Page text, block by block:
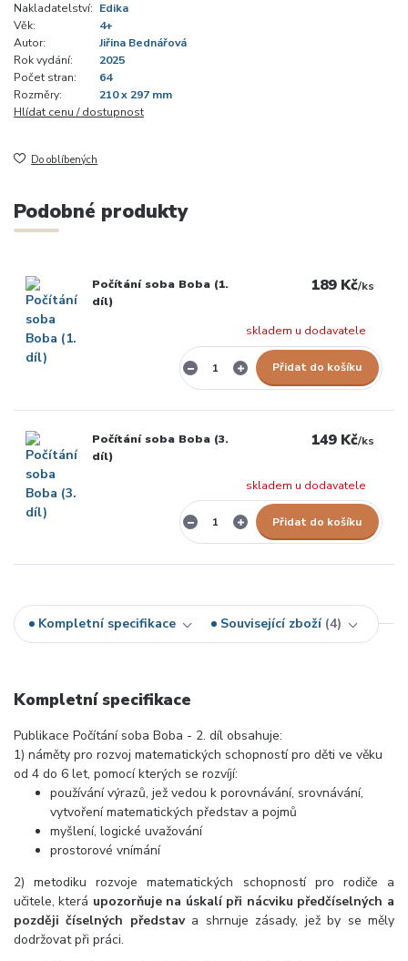
Nakladatelství: Edika
Věk:
4+
Autor:
Jiřina Bednářová
Rok vydání:
2025
Počet stran:
64
Rozměry:
210 x 297 mm
Hlídat cenu / dostupnost
Do oblíbených
Podobné produkty
Počítání soba Boba (1.
díl)
189 Kč/ks
skladem u dodavatele
Přidat do košíku
Počítání soba Boba (3.
díl)
149 Kč/ks
skladem u dodavatele
Přidat do košíku
Kompletní specifikace Související zboží 4
Kompletní specifikace
Publikace Počítání soba Boba - 2. díl obsahuje:
1) náměty pro rozvoj matematických schopností pro děti ve věku
od 4 do 6 let, pomocí kterých se rozvíjí:
používání výrazů, jež vedou k porovnávání, srovnávání,
vytvoření matematických představ a pojmů
myšlení, logické uvažování
prostorové vnímání
2) metodiku rozvoje matematických schopností pro rodiče a
učitele, která upozorňuje na úskalí při nácviku předčíselných a
později číselných představa shrnuje zásady, jež by se měly
dodržovat při práci.